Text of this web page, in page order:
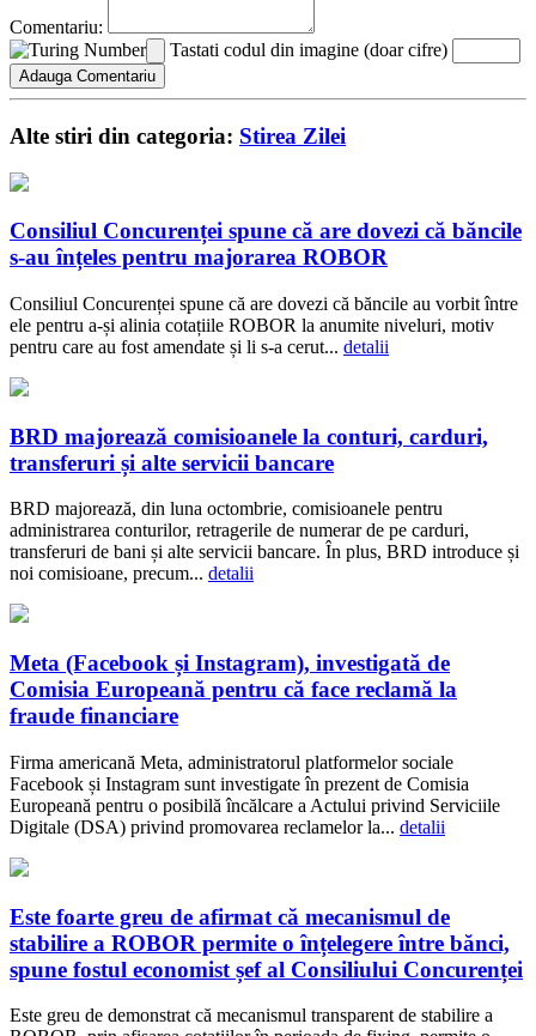
Comentariu:
Tastati codul din imagine (doar cifre)
Alte stiri din categoria: Stirea Zilei
Consiliul Concurenței spune că are dovezi că băncile
s-au înțeles pentru majorarea ROBOR
Consiliul Concurenței spune că are dovezi că băncile au vorbit între
ele pentru a-și alinia cotațiile ROBOR la anumite niveluri, motiv
pentru care au fost amendate și li s-a cerut... detalii
BRD majorează comisioanele la conturi, carduri,
transferuri și alte servicii bancare
BRD majorează, din luna octombrie, comisioanele pentru
administrarea conturilor, retragerile de numerar de pe carduri,
transferuri de bani și alte servicii bancare. În plus, BRD introduce și
noi comisioane, precum... detalii
Meta (Facebook și Instagram), investigată de
Comisia Europeană pentru că face reclamă la
fraude financiare
Firma americană Meta, administratorul platformelor sociale
Facebook și Instagram sunt investigate în prezent de Comisia
Europeană pentru o posibilă încălcare a Actului privind Serviciile
Digitale (DSA) privind promovarea reclamelor la... detalii
Este foarte greu de afirmat că mecanismul de
stabilire a ROBOR permite o înțelegere între bănci,
spune fostul economist șef al Consiliului Concurenței
Este greu de demonstrat că mecanismul transparent de stabilire a